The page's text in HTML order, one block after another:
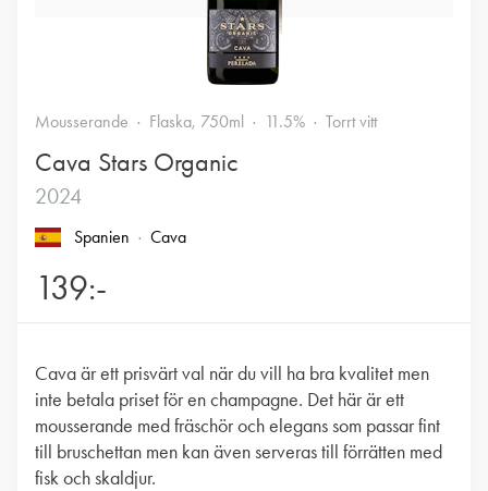
Mousserande Flaska, 750ml 11.5% Torrt vitt
Cava Stars Organic
2024
Spanien Cava
139:-
Cava är ett prisvärt val när du vill ha bra kvalitet men
inte betala priset för en champagne. Det här är ett
mousserande med fräschör och elegans som passar fint
till bruschettan men kan även serveras till förrätten med
fisk och skaldjur.